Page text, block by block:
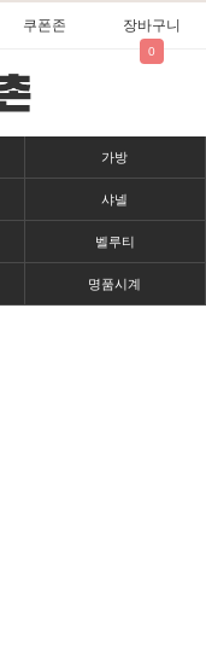
쿠폰존 장바구니
0
가방
샤넬
벨루티
명품시계